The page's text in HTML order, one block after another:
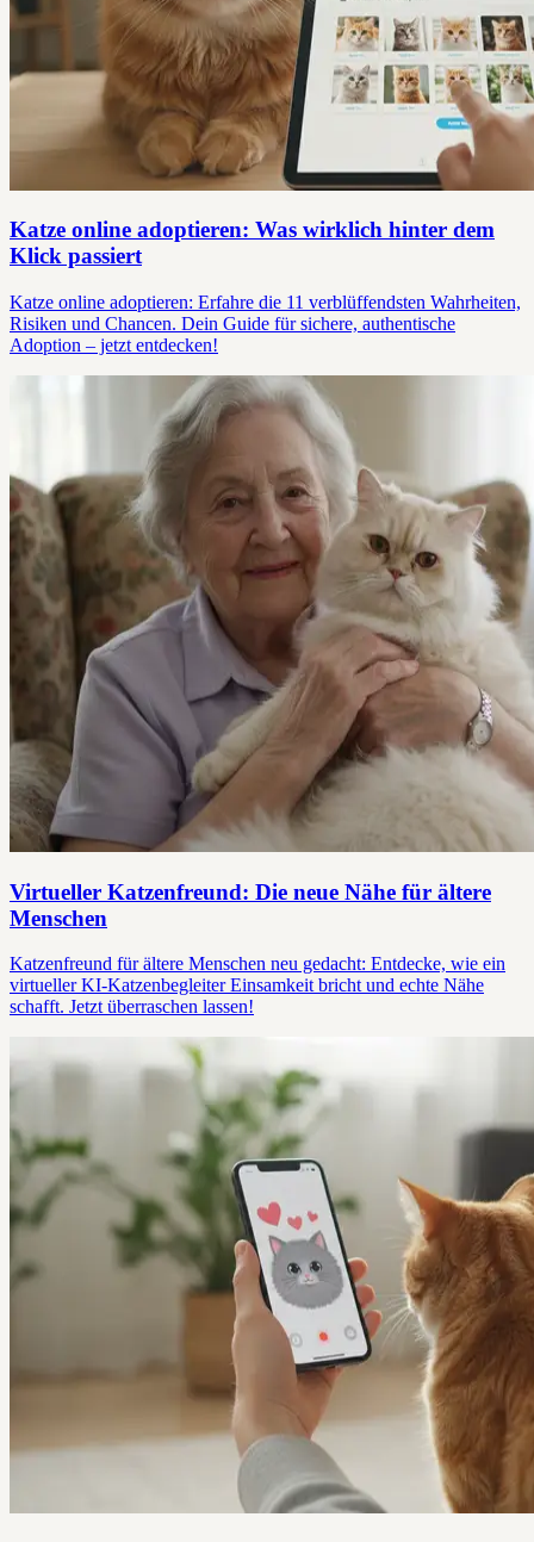
Katze online adoptieren: Was wirklich hinter dem
Klick passiert
Katze online adoptieren: Erfahre die 11 verblüffendsten Wahrheiten,
Risiken und Chancen. Dein Guide für sichere, authentische
Adoption – jetzt entdecken!
Virtueller Katzenfreund: Die neue Nähe für ältere
Menschen
Katzenfreund für ältere Menschen neu gedacht: Entdecke, wie ein
virtueller KI-Katzenbegleiter Einsamkeit bricht und echte Nähe
schafft. Jetzt überraschen lassen!